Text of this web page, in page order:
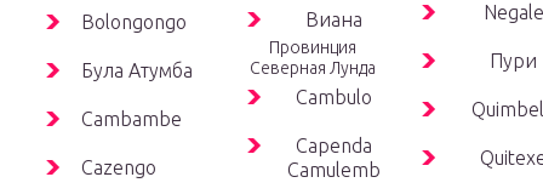
Bolongongo
Була Атумба
Cambambe
Cazengo
Виана
Провинция
Северная Лунда
Cambulo
Capenda
Camulemb
Negale
Пури